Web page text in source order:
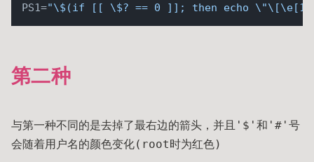
PS1="\$(if [[ \$? == 0 ]]; then echo
第二种
与第一种不同的是去掉了最右边的箭头，并且'$'和'#'号
会随着用户名的颜色变化(root时为红色)